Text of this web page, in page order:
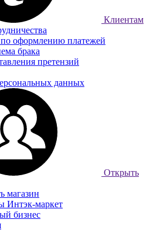
Клиентам
оформлению платежей
брака
претензий
данных
Открыть
магазин
Интэк-маркет
бизнес